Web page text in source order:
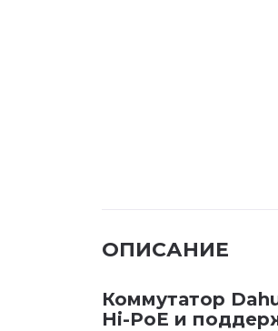
ОПИСАНИЕ
Коммутатор
Hi-PoE и